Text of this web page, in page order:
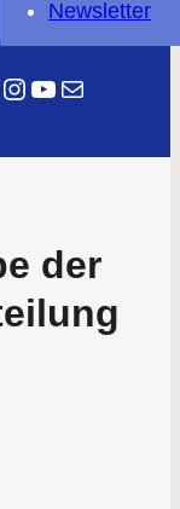
Newsletter
Instagram
YouTube
E-Mail
der